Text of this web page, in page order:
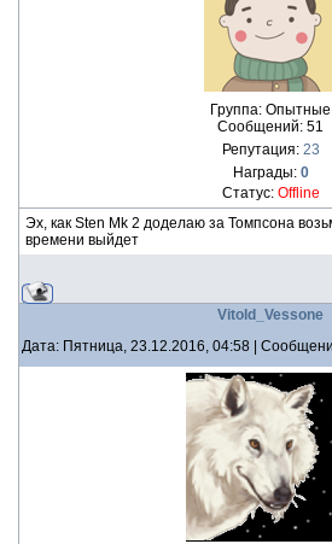
Группа: Опытные
Сообщений: 51
Репутация: 23
Награды: 0
Статус: Offline
Эх, как Sten Mk 2 доделаю за Томпсона
времени выйдет
Vitold_Vessone
Дата: Пятница, 23.12.2016, 04:58 |